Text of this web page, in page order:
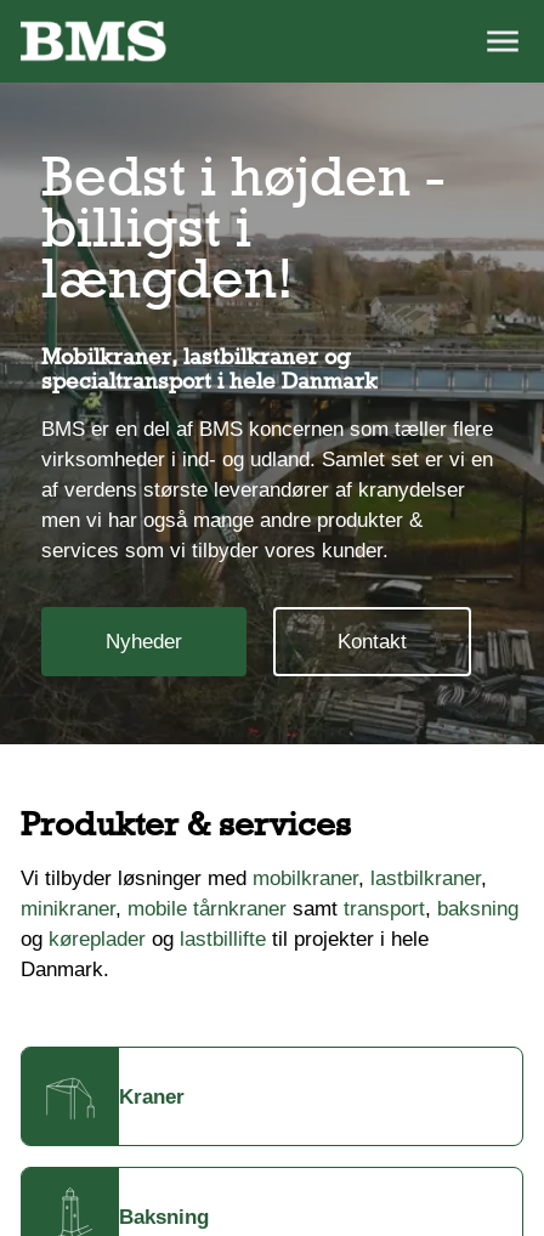
Bedst i højden -
billigst i
længden!
Mobilkraner, lastbilkraner og
specialtransport i hele Danmark
BMS er en del af BMS koncernen som tæller flere
virksomheder i ind- og udland. Samlet set er vi en
af verdens største leverandører af kranydelser
men vi har også mange andre produkter &
services som vi tilbyder vores kunder.
Nyheder Kontakt
Produkter & services
Vi tilbyder løsninger med mobilkraner, lastbilkraner,
minikraner, mobile tårnkraner samttransport, baksning
og køreplader og lastbillifte til projekter i hele
Danmark.
Kraner
Baksning